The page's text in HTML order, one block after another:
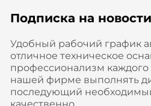
Подписка на новости
Удобный рабочий график
отличное техническое
профессионализм каждого
нашей фирме выполнять
последующий